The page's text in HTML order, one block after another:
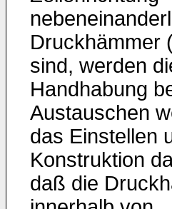
Druckhämmer
sind, werden
Handhabung
Austauschen
das Einstellen
Konstruktion
daß die